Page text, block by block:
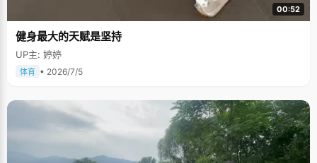
00:52
健身最大的天赋是坚持
UP主: 婷婷
体育 • 2026/7/5